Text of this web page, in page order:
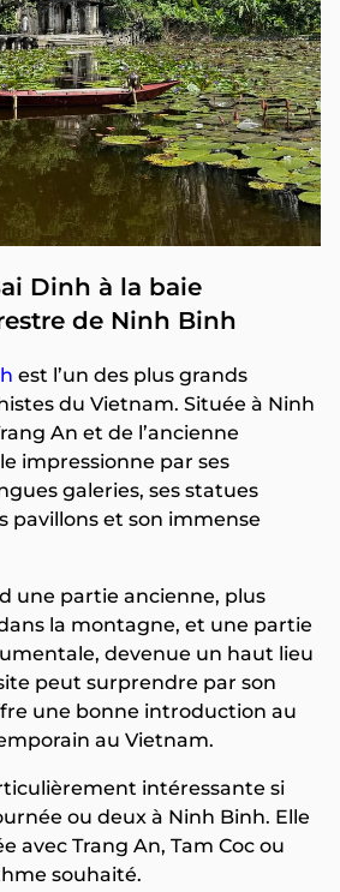
Dinh à la baie
de Ninh Binh
est l’un des plus grands
du Vietnam. Située à Ninh
An et de l’ancienne
impressionne par ses
galeries, ses statues
pavillons et son immense
une partie ancienne, plus
la montagne, et une partie
devenue un haut lieu
peut surprendre par son
une bonne introduction au
au Vietnam.
intéressante si
ou deux à Ninh Binh. Elle
avec Trang An, Tam Coc ou
souhaité.